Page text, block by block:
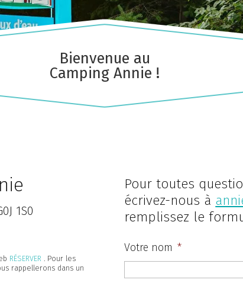
Outaouais
CAMPING UNION BASKATONG
​Bienvenue au
Camping Annie !
1S0​
RÉSERVER . Pour les
rappellerons dans un
Pour toutes
écrivez-nous à
remplissez le
Votre nom *